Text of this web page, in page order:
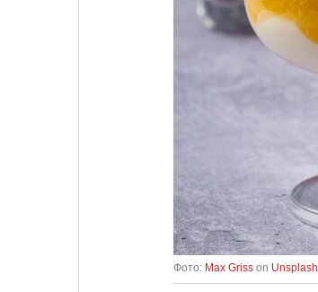
Фото: Max Griss on Unsplash